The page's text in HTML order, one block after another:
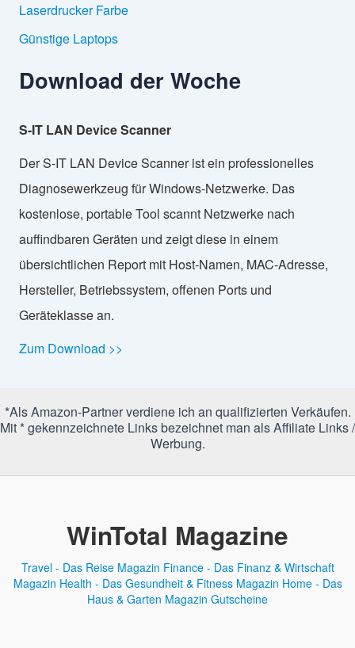
Laserdrucker Farbe
Günstige Laptops
Download der Woche
S-IT LAN Device Scanner
Der S-IT LAN Device Scanner ist ein professionelles
Diagnosewerkzeug für Windows-Netzwerke. Das
kostenlose, portable Tool scannt Netzwerke nach
auffindbaren Geräten und zeigt diese in einem
übersichtlichen Report mit Host-Namen, MAC-Adresse,
Hersteller, Betriebssystem, offenen Ports und
Geräteklasse an.
Zum Download >>
*Als Amazon-Partner verdiene ich an qualifizierten Verkäufen.
Mit * gekennzeichnete Links bezeichnet man als Affiliate Links /
Werbung.
WinTotal Magazine
Travel - Das Reise Magazin Finance - Das Finanz & Wirtschaft
Magazin Health - Das Gesundheit & Fitness Magazin Home - Das
Haus & Garten Magazin Gutscheine